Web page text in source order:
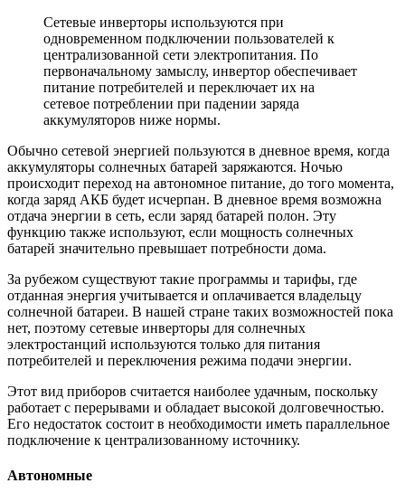
Сетевые инверторы используются при
одновременном подключении пользователей к
централизованной сети электропитания. По
первоначальному замыслу, инвертор обеспечивает
питание потребителей и переключает их на
сетевое потреблении при падении заряда
аккумуляторов ниже нормы.
Обычно сетевой энергией пользуются в дневное время, когда
аккумуляторы солнечных батарей заряжаются. Ночью
происходит переход на автономное питание, до того момента,
когда заряд АКБ будет исчерпан. В дневное время возможна
отдача энергии в сеть, если заряд батарей полон. Эту
функцию также используют, если мощность солнечных
батарей значительно превышает потребности дома.
За рубежом существуют такие программы и тарифы, где
отданная энергия учитывается и оплачивается владельцу
солнечной батареи. В нашей стране таких возможностей пока
нет, поэтому сетевые инверторы для солнечных
электростанций используются только для питания
потребителей и переключения режима подачи энергии.
Этот вид приборов считается наиболее удачным, поскольку
работает с перерывами и обладает высокой долговечностью.
Его недостаток состоит в необходимости иметь параллельное
подключение к централизованному источнику.
Автономные